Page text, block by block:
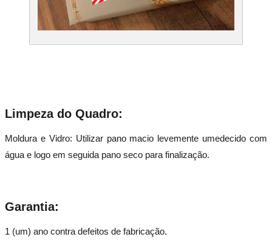
Limpeza do Quadro:
Moldura e Vidro: Utilizar pano macio levemente umedecido com
gua e logo em seguida pano seco para finalização.
Garantia:
1 (um) ano contra defeitos de fabricação.